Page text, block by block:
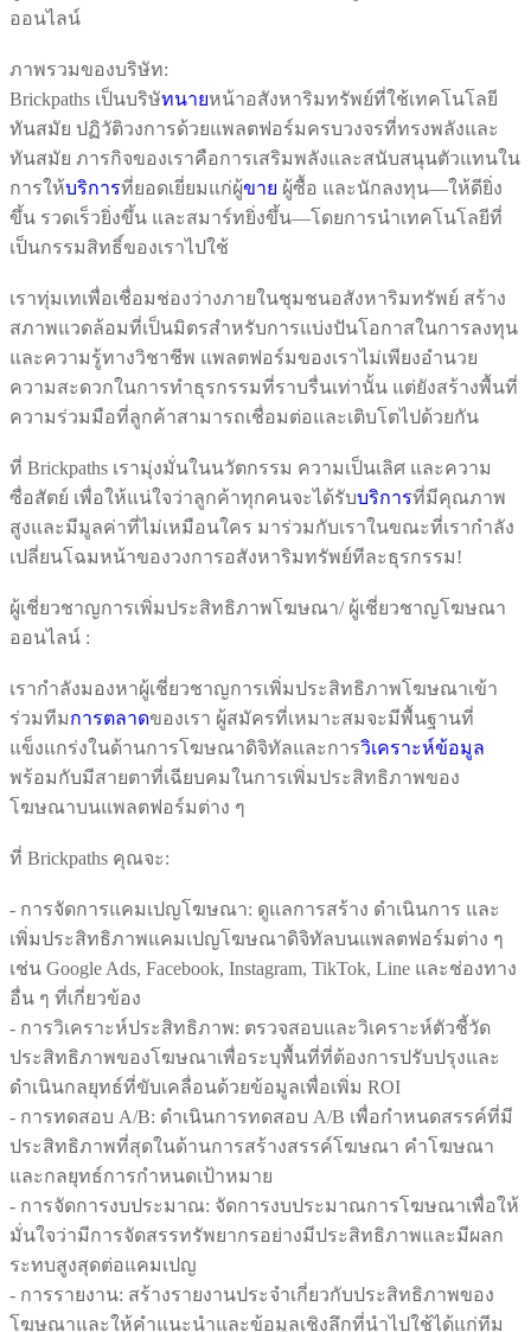
ออนไลน์
ภาพรวมของบริษัท:
Brickpaths เป็นบริษัทนายหน้าอสังหาริมทรัพย์ที่ใช้เทคโนโลยี
ทันสมัย ปฏิวัติวงการด้วยแพลตฟอร์มครบวงจรที่ทรงพลังและ
ทันสมัย ภารกิจของเราคือการเสริมพลังและสนับสนุนตัวแทนใน
การให้บริการที่ยอดเยี่ยมแก่ผู้ขาย ผู้ซื้อ และนักลงทุน—ให้ดียิ่ง
ขึ้น รวดเร็วยิ่งขึ้น และสมาร์ทยิ่งขึ้น—โดยการนำเทคโนโลยีที่
เป็นกรรมสิทธิ์ของเราไปใช้
เราทุ่มเทเพื่อเชื่อมช่องว่างภายในชุมชนอสังหาริมทรัพย์ สร้าง
สภาพแวดล้อมที่เป็นมิตรสำหรับการแบ่งปันโอกาสในการลงทุน
และความรู้ทางวิชาชีพ แพลตฟอร์มของเราไม่เพียงอำนวย
ความสะดวกในการทำธุรกรรมที่ราบรื่นเท่านั้น แต่ยังสร้างพื้นที่
ความร่วมมือที่ลูกค้าสามารถเชื่อมต่อและเติบโตไปด้วยกัน
ที่ Brickpaths เรามุ่งมั่นในนวัตกรรม ความเป็นเลิศ และความ
ซื่อสัตย์ เพื่อให้แน่ใจว่าลูกค้าทุกคนจะได้รับบริการที่มีคุณภาพ
สูงและมีมูลค่าที่ไม่เหมือนใคร มาร่วมกับเราในขณะที่เรากำลัง
เปลี่ยนโฉมหน้าของวงการอสังหาริมทรัพย์ทีละธุรกรรม!
ผู้เชี่ยวชาญการเพิ่มประสิทธิภาพโฆษณา/ ผู้เชี่ยวชาญโฆษณา
ออนไลน์ :
เรากำลังมองหาผู้เชี่ยวชาญการเพิ่มประสิทธิภาพโฆษณาเข้า
ร่วมทีมการตลาดของเรา ผู้สมัครที่เหมาะสมจะมีพื้นฐานที่
แข็งแกร่งในด้านการโฆษณาดิจิทัลและการวิเคราะห์ข้อมูล
พร้อมกับมีสายตาที่เฉียบคมในการเพิ่มประสิทธิภาพของ
โฆษณาบนแพลตฟอร์มต่าง ๆ
ที่ Brickpaths คุณจะ:
- การจัดการแคมเปญโฆษณา: ดูแลการสร้าง ดำเนินการ และ
เพิ่มประสิทธิภาพแคมเปญโฆษณาดิจิทัลบนแพลตฟอร์มต่าง ๆ
เช่น Google Ads, Facebook, Instagram, TikTok, Line และช่องทาง
อื่น ๆ ที่เกี่ยวข้อง
- การวิเคราะห์ประสิทธิภาพ: ตรวจสอบและวิเคราะห์ตัวชี้วัด
ประสิทธิภาพของโฆษณาเพื่อระบุพื้นที่ที่ต้องการปรับปรุงและ
ดำเนินกลยุทธ์ที่ขับเคลื่อนด้วยข้อมูลเพื่อเพิ่ม ROI
- การทดสอบ A/B: ดำเนินการทดสอบ A/B เพื่อกำหนดสรรค์ที่มี
ประสิทธิภาพที่สุดในด้านการสร้างสรรค์โฆษณา คำโฆษณา
และกลยุทธ์การกำหนดเป้าหมาย
- การจัดการงบประมาณ: จัดการงบประมาณการโฆษณาเพื่อให้
มั่นใจว่ามีการจัดสรรทรัพยากรอย่างมีประสิทธิภาพและมีผลก
ระทบสูงสุดต่อแคมเปญ
- การรายงาน: สร้างรายงานประจำเกี่ยวกับประสิทธิภาพของ
โฆษณาและให้คำแนะนำและข้อมูลเชิงลึกที่นำไปใช้ได้แก่ทีม